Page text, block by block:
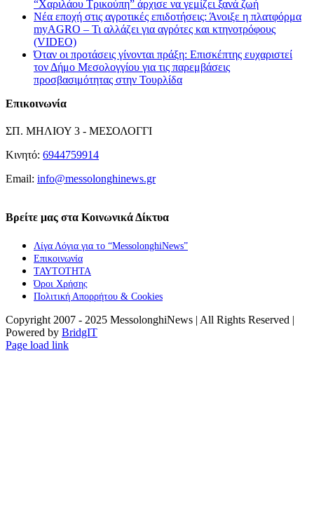
“Χαριλάου Τρικούπη” άρχισε να γεμίζει ξανά ζωή
Νέα εποχή στις αγροτικές επιδοτήσεις: Άνοιξε η πλατφόρμα
myAGRO – Τι αλλάζει για αγρότες και κτηνοτρόφους
(VIDEO)
Όταν οι προτάσεις γίνονται πράξη: Επισκέπτης ευχαριστεί
τον Δήμο Μεσολογγίου για τις παρεμβάσεις
προσβασιμότητας στην Τουρλίδα
Επικοινωνία
ΣΠ. ΜΗΛΙΟΥ 3 - ΜΕΣΟΛΟΓΓΙ
Κινητό: 6944759914
Email: info@messolonghinews.gr
Βρείτε μας στα Κοινωνικά Δίκτυα
Λίγα Λόγια για το “MessolonghiNews”
Επικοινωνία
ΤΑΥΤΟΤΗΤΑ
Όροι Χρήσης
Πολιτική Απορρήτου & Cookies
Copyright 2007 - 2025 MessolonghiNews | All Rights Reserved |
Powered by BridgIT
YouTube
Facebook
Instagram
Page load link